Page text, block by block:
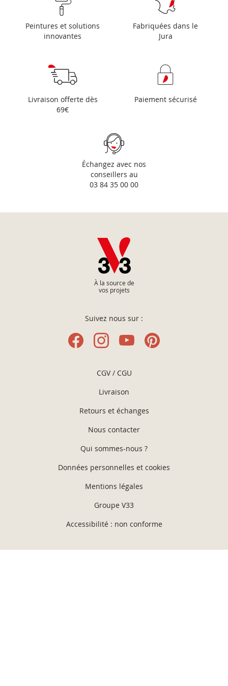
Peintures et solutions
innovantes
Fabriquées dans le
Jura
Livraison offerte dès
69€
Paiement sécurisé
Échangez avec nos
conseillers au
03 84 35 00 00
À la source de
vos projets
Suivez nous sur :
CGV / CGU
Livraison
Retours et échanges
Nous contacter
Qui sommes-nous ?
Données personnelles et cookies
Mentions légales
Groupe V33
Accessibilité : non conforme